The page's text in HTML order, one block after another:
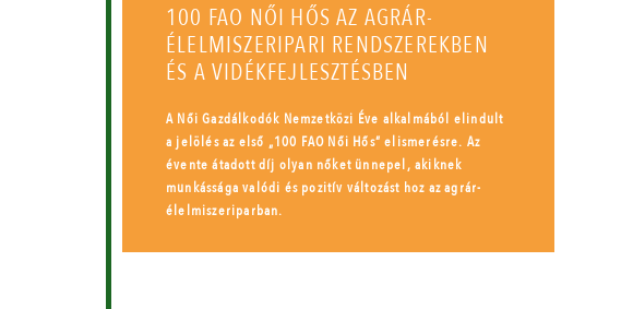
100 FAO NŐI HŐS AZ AGRÁR-
ÉLELMISZERIPARI RENDSZEREKBEN
ÉS A VIDÉKFEJLESZTÉSBEN
A Női Gazdálkodók Nemzetközi Éve alkalmából elindult
a jelölés az első „100 FAO Női Hős” elismerésre. Az
évente átadott díj olyan nőket ünnepel, akiknek
munkássága valódi és pozitív változást hoz az agrár-
élelmiszeriparban.